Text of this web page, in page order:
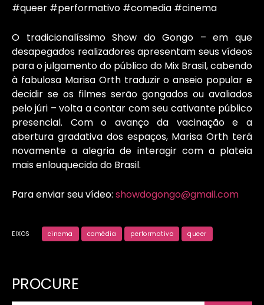
#queer #performativo #comedia #cinema
O tradicionalíssimo Show do Gongo – em que
desapegados realizadores apresentam seus vídeos
para o julgamento do público do Mix Brasil, cabendo
à fabulosa Marisa Orth traduzir o anseio popular e
decidir se os filmes serão gongados ou avaliados
pelo júri – volta a contar com seu cativante público
presencial. Com o avanço da vacinação e a
abertura gradativa dos espaços, Marisa Orth terá
novamente a alegria de interagir com a plateia
mais enlouquecida do Brasil.
Para enviar seu vídeo: showdogongo@gmail.com
EIXOS cinema comédia performativo queer
PROCURE